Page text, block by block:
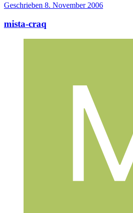
Geschrieben 8. November 2006
mista-craq